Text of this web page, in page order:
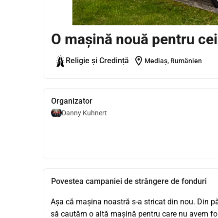
O mașină nouă pentru
Religie și Credință location_on Mediaș, Rumänien
Organizator
Danny Kuhnert
Povestea campaniei de strângere de fonduri
Așa că mașina noastră s-a stricat din nou. Din
să cautăm o altă mașină pentru care nu avem